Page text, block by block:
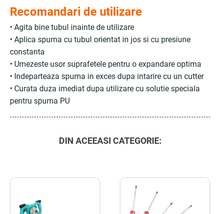
Recomandari de utilizare
• Agita bine tubul inainte de utilizare
• Aplica spuma cu tubul orientat in jos si cu presiune
constanta
• Umezeste usor suprafetele pentru o expandare optima
• Indeparteaza spuma in exces dupa intarire cu un cutter
• Curata duza imediat dupa utilizare cu solutie speciala
pentru spuma PU
DIN ACEEASI CATEGORIE: